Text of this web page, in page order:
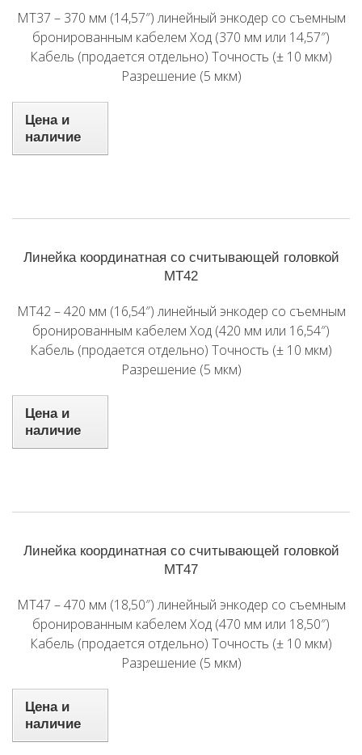
MT37 – 370 мм (14,57″) линейный энкодер со съемным
бронированным кабелем Ход (370 мм или 14,57″)
Кабель (продается отдельно) Точность (± 10 мкм)
Разрешение (5 мкм)
Цена и
наличие
Линейка координатная со считывающей головкой
MT42
MT42 – 420 мм (16,54″) линейный энкодер со съемным
бронированным кабелем Ход (420 мм или 16,54″)
Кабель (продается отдельно) Точность (± 10 мкм)
Разрешение (5 мкм)
Цена и
наличие
Линейка координатная со считывающей головкой
MT47
MT47 – 470 мм (18,50″) линейный энкодер со съемным
бронированным кабелем Ход (470 мм или 18,50″)
Кабель (продается отдельно) Точность (± 10 мкм)
Разрешение (5 мкм)
Цена и
наличие